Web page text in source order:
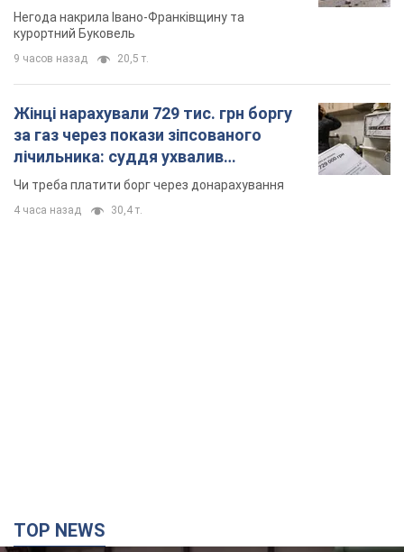
Відео
Негода накрила Івано-Франківщину та
курортний Буковель
9 часов назад 20,5 т.
Жінці нарахували 729 тис. грн боргу
за газ через покази зіпсованого
лічильника: суддя ухвалив
неочікуване рішення
Чи треба платити борг через донарахування
4 часа назад 30,4 т.
TOP NEWS